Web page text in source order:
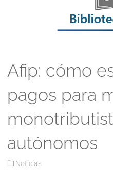
Afip: cómo
pagos para
autónomos
Noticias